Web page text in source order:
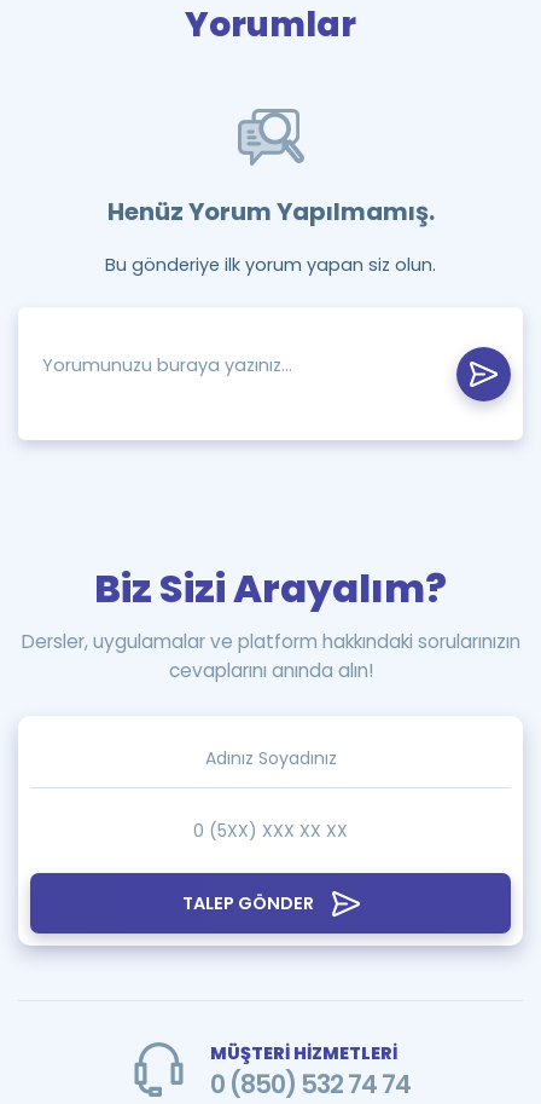
Yorumlar
Henüz Yorum Yapılmamış.
Bu gönderiye ilk yorum yapan siz olun.
TALEP GÖNDER
Biz Sizi Arayalım?
Dersler, uygulamalar ve platform hakkındaki sorularınızın
cevaplarını anında alın!
MÜŞTERİ HİZMETLERİ
0 (850) 532 74 74